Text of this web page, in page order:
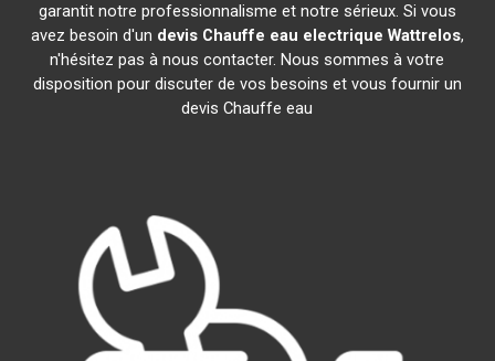
garantit notre professionnalisme et notre sérieux. Si vous
avez besoin d'un devis Chauffe eau electrique Wattrelos,
n'hésitez pas à nous contacter. Nous sommes à votre
disposition pour discuter de vos besoins et vous fournir un
devis Chauffe eau